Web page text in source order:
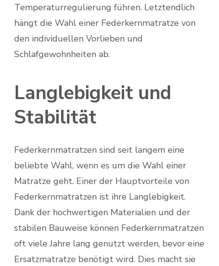
Temperaturregulierung führen. Letztendlich
hängt die Wahl einer Federkernmatratze von
den individuellen Vorlieben und
Schlafgewohnheiten ab.
Langlebigkeit und
Stabilität
Federkernmatratzen sind seit langem eine
beliebte Wahl, wenn es um die Wahl einer
Matratze geht. Einer der Hauptvorteile von
Federkernmatratzen ist ihre Langlebigkeit.
Dank der hochwertigen Materialien und der
stabilen Bauweise können Federkernmatratzen
oft viele Jahre lang genutzt werden, bevor eine
Ersatzmatratze benötigt wird. Dies macht sie